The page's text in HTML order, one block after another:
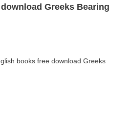
Greeks Bearing